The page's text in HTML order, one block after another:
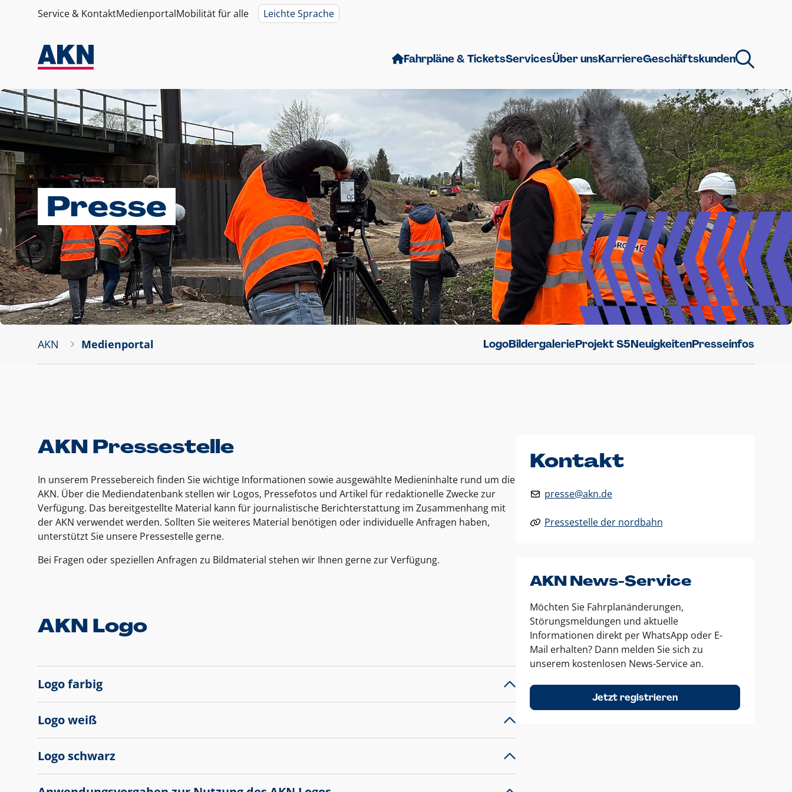
Service & KontaktMedienportalMobilität für alle Leichte Sprache
Fahrpläne & TicketsServicesÜber unsKarriereGeschäftskunden
Presse
AKN Medienportal LogoBildergalerieProjekt S5NeuigkeitenPresseinfos
AKN Pressestelle
In unserem Pressebereich finden Sie wichtige Informationen sowie ausgewählte Medieninhalte rund um die
AKN. Über die Mediendatenbank stellen wir Logos, Pressefotos und Artikel für redaktionelle Zwecke zur
Verfügung. Das bereitgestellte Material kann für journalistische Berichterstattung im Zusammenhang mit
der AKN verwendet werden. Sollten Sie weiteres Material benötigen oder individuelle Anfragen haben,
unterstützt Sie unsere Pressestelle gerne.
Bei Fragen oder speziellen Anfragen zu Bildmaterial stehen wir Ihnen gerne zur Verfügung.
AKN Logo
Logo farbig
Logo weiß
Logo schwarz
Kontakt
presse@akn.de
Pressestelle der nordbahn
AKN News-Service
Möchten Sie Fahrplanänderungen,
Störungsmeldungen und aktuelle
Informationen direkt per WhatsApp oder E-
Mail erhalten? Dann melden Sie sich zu
unserem kostenlosen News-Service an.
Jetzt registrieren